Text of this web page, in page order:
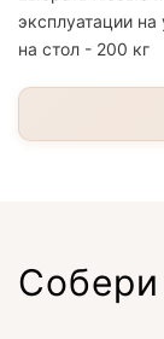
эксплуатации
на стол - 200 кг
Собери